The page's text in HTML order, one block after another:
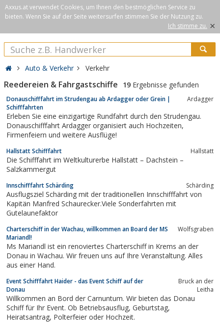
Axxus.at verwendet Cookies, um Ihnen den bestmöglichen Service zu
bieten. Wenn Sie auf der Seite weitersurfen stimmen Sie der Nutzung zu.
Ich stimme zu. ×
Auto & Verkehr Verkehr
Reedereien & Fahrgastschiffe 19 Ergebnisse gefunden
Donauschifffahrt im Strudengau ab Ardagger oder Grein |
Schifffahrten
Ardagger
Erleben Sie eine einzigartige Rundfahrt durch den Strudengau.
Donauschifffahrt Ardagger organisiert auch Hochzeiten,
Firmenfeiern und weitere Ausflüge!
Hallstatt Schifffahrt Hallstatt
Die Schifffahrt im Weltkulturerbe Hallstatt – Dachstein –
Salzkammergut
Innschifffahrt Schärding Schärding
Ausflugsziel Schärding mit der traditionellen Innschifffahrt von
Kapitän Manfred Schaurecker.Viele Sonderfahrten mit
Gutelaunefaktor
Charterschiff in der Wachau, willkommen an Board der MS
Mariandl!
Wolfsgraben
Ms Mariandl ist ein renoviertes Charterschiff in Krems an der
Donau in Wachau. Wir freuen uns auf Ihre Veranstaltung. Alles
aus einer Hand.
Event Schifffahrt Haider - das Event Schiff auf der
Donau
Bruck an der
Leitha
Willkommen an Bord der Carnuntum. Wir bieten das Donau
Schiff für Ihr Event. Ob Betriebsausflug, Geburtstag,
Heiratsantrag, Polterfeier oder Hochzeit.